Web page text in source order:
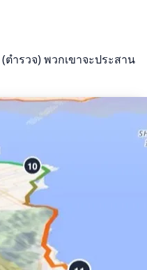
ำรวจ) พวกเขาจะประสาน